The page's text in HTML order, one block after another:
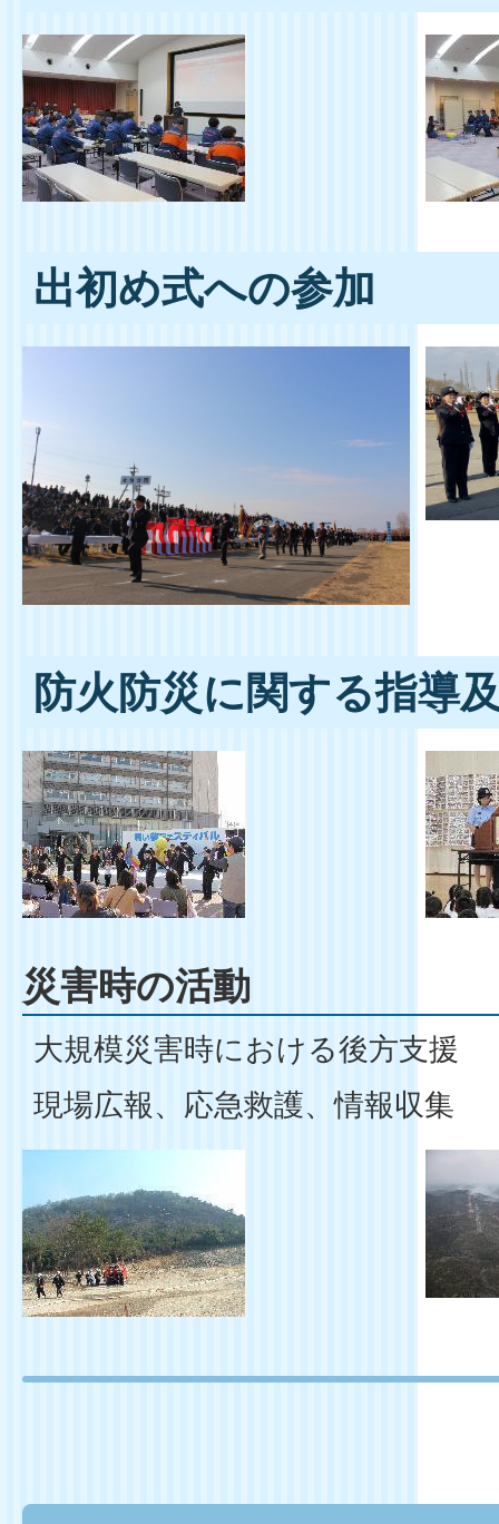
出初め式への参加
防火防災に関する指導
災害時の活動
大規模災害時における後方支援
現場広報、応急救護、情報収集